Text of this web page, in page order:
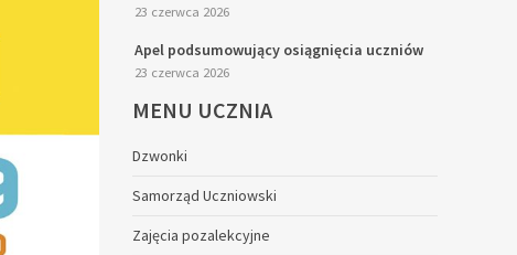
23 czerwca 2026
Apel podsumowujący osiągnięcia uczniów
23 czerwca 2026
MENU UCZNIA
Dzwonki
Samorząd Uczniowski
Zajęcia pozalekcyjne